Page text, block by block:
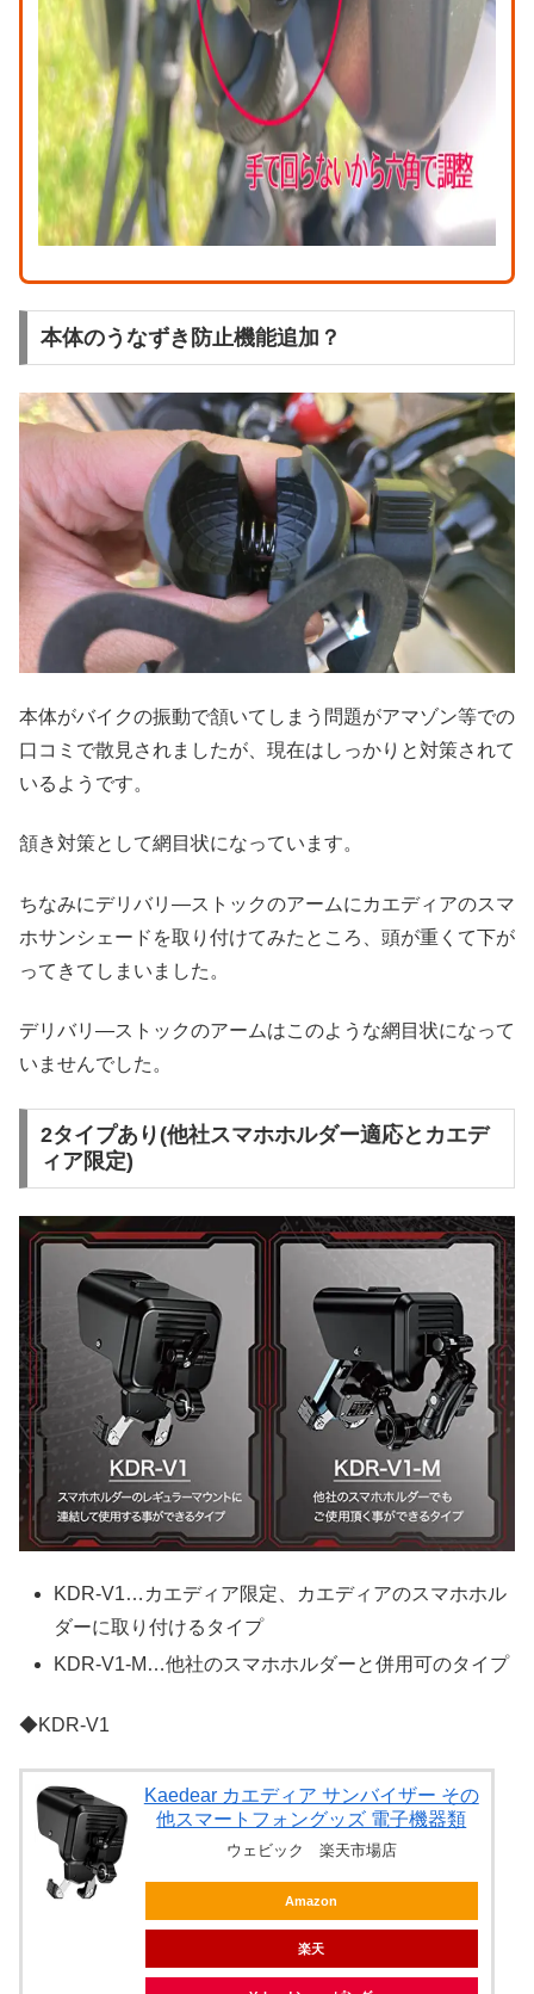
本体のうなずき防止機能追加？
本体がバイクの振動で頷いてしまう問題がアマゾン等での
口コミで散見されましたが、現在はしっかりと対策されて
いるようです。
頷き対策として網目状になっています。
ちなみにデリバリ―ストックのアームにカエディアのスマ
ホサンシェードを取り付けてみたところ、頭が重くて下が
ってきてしまいました。
デリバリ―ストックのアームはこのような網目状になって
いませんでした。
2タイプあり(他社スマホホルダー適応とカエデ
ィア限定)
KDR-V1…カエディア限定、カエディアのスマホホル
ダーに取り付けるタイプ
KDR-V1-M…他社のスマホホルダーと併用可のタイプ
◆KDR-V1
Kaedear カエディア サンバイザー その
他スマートフォングッズ 電子機器類
ウェビック 楽天市場店
Amazon
楽天